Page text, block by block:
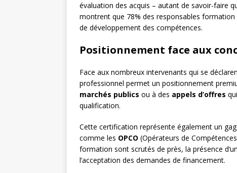
évaluation des acquis – autant de savoir-faire
montrent que 78% des responsables
de développement des compétences.
Positionnement face aux
Face aux nombreux intervenants qui se
professionnel permet un positionnement
marchés publics ou à des appels d’offres
qualification.
Cette certification représente également un
comme les OPCO (Opérateurs de
formation sont scrutés de près, la présence
l’acceptation des demandes de financement.